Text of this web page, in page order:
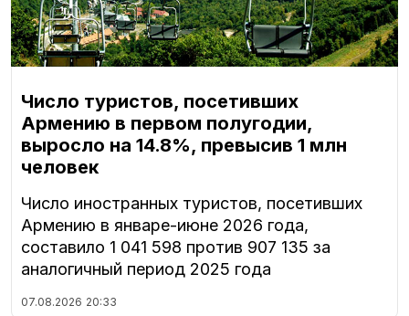
Число туристов, посетивших
Армению в первом полугодии,
выросло на 14.8%, превысив 1 млн
человек
Число иностранных туристов, посетивших
Армению в январе-июне 2026 года,
составило 1 041 598 против 907 135 за
аналогичный период 2025 года
07.08.2026 20:33